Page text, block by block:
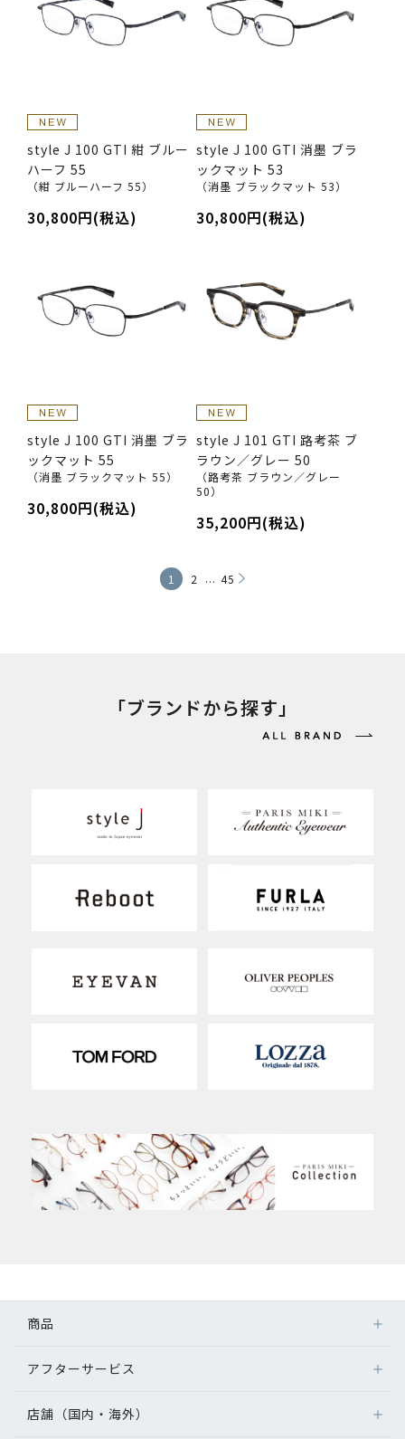
style J 100 GTI 紺 ブルー
ハーフ 55
（紺 ブルーハーフ 55）
30,800円(税込)
style J 100 GTI 消墨 ブラ
ックマット 53
（消墨 ブラックマット 53）
30,800円(税込)
style J 100 GTI 消墨 ブラ
ックマット 55
（消墨 ブラックマット 55）
30,800円(税込)
style J 101 GTI 路考茶 ブ
ラウン／グレー 50
（路考茶 ブラウン／グレー
50）
35,200円(税込)
1 2 ... 45
「ブランドから探す」
商品
アフターサービス
店舗（国内・海外）